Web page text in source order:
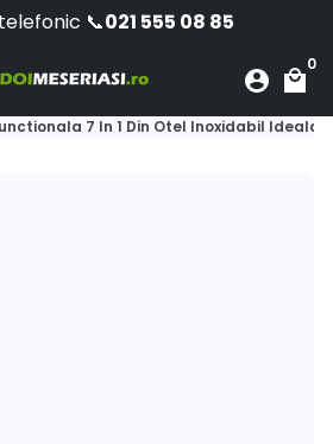
📞021 555 08 85
account_circle local_mall
0
7 In 1 Din Otel Inoxidabil Ideala